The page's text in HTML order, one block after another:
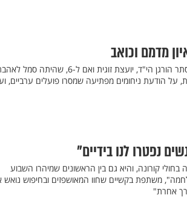
מדמם וכואב
ביישוב השקט טל מנשה אבלים בעקבות הירצחה של אסתר הורגן הי"ד, יועצת זוגית ואם ל-6, שהיתה
הודעת ניחומים מפתיעה שמסרו פועלים ערביים,
נפטרו לנו בידיים"
קורונה, והיא גם בין הראשונים שמיהרו השבוע
משתפת בקשיים שחוו המאושפזים ובחיפוש נואש
אחרת"